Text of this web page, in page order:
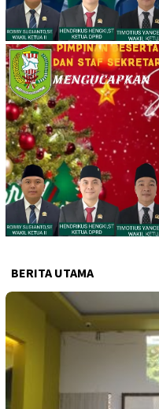
BERITA UTAMA